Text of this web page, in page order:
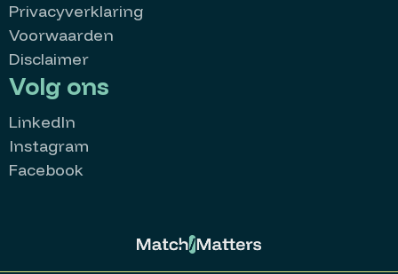
Kan ik je ergens mee helpen?
Privacyverklaring
Voorwaarden
Disclaimer
Volg ons
LinkedIn
Instagram
Facebook